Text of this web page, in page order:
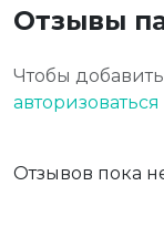
Отзывы
Чтобы
авторизоваться
Отзывов пока